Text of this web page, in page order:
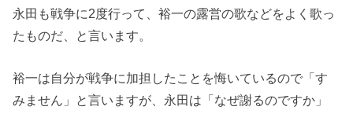
永田も戦争に2度行って、裕一の露営の歌などをよく歌っ
たものだ、と言います。
裕一は自分が戦争に加担したことを悔いているので「す
みません」と言いますが、永田は「なぜ謝るのですか」